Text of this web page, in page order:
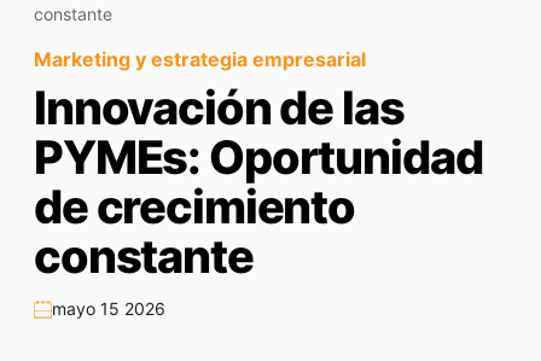
constante
Marketing y estrategia empresarial
Innovación de las
PYMEs: Oportunidad
de crecimiento
constante
mayo 15 2026